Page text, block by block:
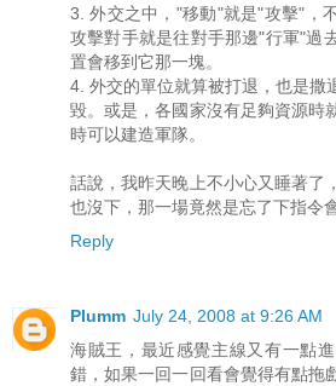
3. 外交之中，"移動"就是"攻擊"，
攻擊對手就是往對手那邊"行軍"過
置會移到它那一塊。
4. 外交的單位就算被打退，也是撒
毀。或是，各國家沒有足夠資源時
時可以建造軍隊。
話說，我昨天晚上不小心又睡著了
也沒下，那一場竟然是忘了下指令
Reply
Plumm July 24, 2008 at 9:26 AM
海賊王，最近感覺主線又有一點
錯，如果一回一回看會覺得有點拖